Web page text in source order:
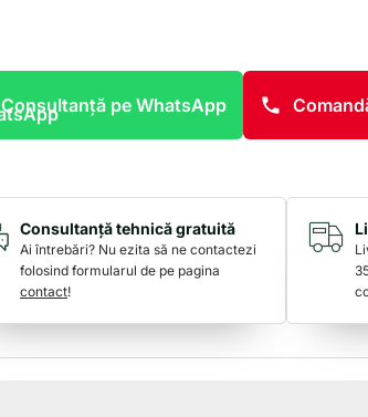
Consultanță pe WhatsApp
Consultanță tehnică gratuită
Ai întrebări? Nu ezita să ne contactezi
folosind formularul de pe pagina
contact!